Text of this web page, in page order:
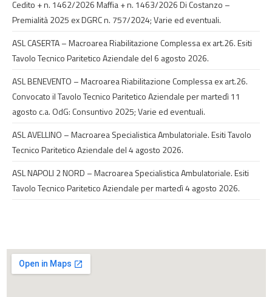
Cedito + n. 1462/2026 Maffia + n. 1463/2026 Di Costanzo –
Premialità 2025 ex DGRC n. 757/2024; Varie ed eventuali.
ASL CASERTA – Macroarea Riabilitazione Complessa ex art.26. Esiti
Tavolo Tecnico Paritetico Aziendale del 6 agosto 2026.
ASL BENEVENTO – Macroarea Riabilitazione Complessa ex art.26.
Convocato il Tavolo Tecnico Paritetico Aziendale per martedì 11
agosto c.a. OdG: Consuntivo 2025; Varie ed eventuali.
ASL AVELLINO – Macroarea Specialistica Ambulatoriale. Esiti Tavolo
Tecnico Paritetico Aziendale del 4 agosto 2026.
ASL NAPOLI 2 NORD – Macroarea Specialistica Ambulatoriale. Esiti
Tavolo Tecnico Paritetico Aziendale per martedì 4 agosto 2026.